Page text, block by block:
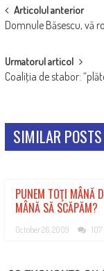
POST
NAVIGATION
Articolul anterior
Domnule Băsescu, vă
Urmatorul articol
Coaliţia de stabor:
SIMILAR POSTS
PUNEM TOŢI MÂNĂ
MÂNĂ SĂ SCĂPĂM?
October 26, 2009 107